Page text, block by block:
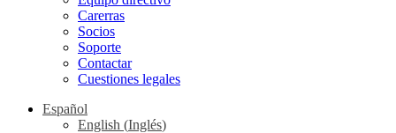
Carerras
Socios
Soporte
Contactar
Cuestiones legales
Español
English (Inglés)